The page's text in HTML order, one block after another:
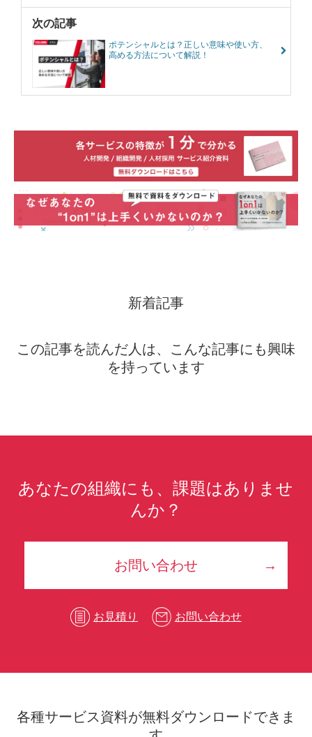
次の記事
ポテンシャルとは？正しい意味や使い方、
高める方法について解説！
新着記事
この記事を読んだ人は、こんな記事にも興味
を持っています
あなたの組織にも、課題はありませ
んか？
お問い合わせ
お見積り お問い合わせ
各種サービス資料が無料ダウンロードできま